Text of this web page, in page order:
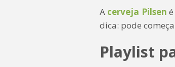
A cerveja Pilsen
dica: pode
Playlist